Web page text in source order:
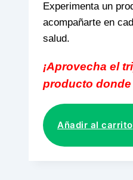
Experimenta un
acompañarte en
salud.
¡Aprovecha el
producto
Añadir al carrito